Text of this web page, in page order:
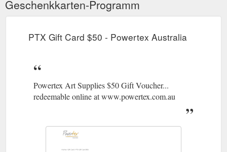
Geschenkkarten-Programm
PTX Gift Card $50 - Powertex Australia
Powertex Art Supplies $50 Gift Voucher...
redeemable online at www.powertex.com.au